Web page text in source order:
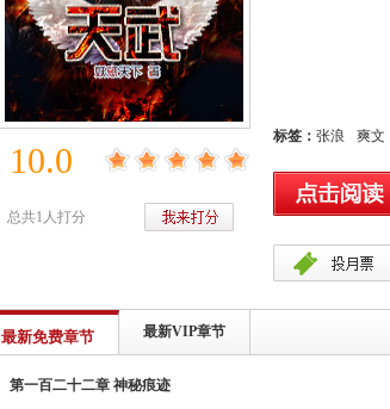
10.0
总共1人打分
标签： 张浪 爽文
最新免费章节 最新VIP章节
第一百二十二章 神秘痕迹